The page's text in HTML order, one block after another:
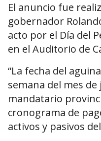
El anuncio fue
gobernador
acto por el Día del
en el Auditorio de
“La fecha del
semana del mes
mandatario
cronograma de
activos y pasivos